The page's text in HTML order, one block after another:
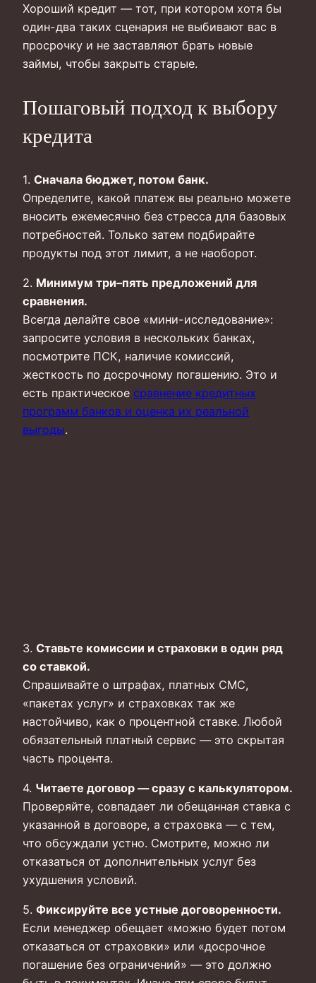
Хороший кредит — тот, при котором хотя бы
один-два таких сценария не выбивают вас в
просрочку и не заставляют брать новые
займы, чтобы закрыть старые.
Пошаговый подход к выбору
кредита
1. Сначала бюджет, потом банк.
Определите, какой платеж вы реально можете
вносить ежемесячно без стресса для базовых
потребностей. Только затем подбирайте
продукты под этот лимит, а не наоборот.
2. Минимум три–пять предложений для
сравнения.
Всегда делайте свое «мини-исследование»:
запросите условия в нескольких банках,
посмотрите ПСК, наличие комиссий,
жесткость по досрочному погашению. Это и
есть практическое сравнение кредитных
программ банков и оценка их реальной
выгоды.
3. Ставьте комиссии и страховки в один ряд
со ставкой.
Спрашивайте о штрафах, платных СМС,
«пакетах услуг» и страховках так же
настойчиво, как о процентной ставке. Любой
обязательный платный сервис — это скрытая
часть процента.
4. Читаете договор — сразу с калькулятором.
Проверяйте, совпадает ли обещанная ставка с
указанной в договоре, а страховка — с тем,
что обсуждали устно. Смотрите, можно ли
отказаться от дополнительных услуг без
ухудшения условий.
5. Фиксируйте все устные договоренности.
Если менеджер обещает «можно будет потом
отказаться от страховки» или «досрочное
погашение без ограничений» — это должно